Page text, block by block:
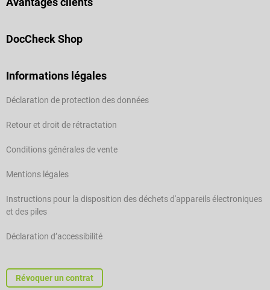
DocCheck Shop
Informations légales
Déclaration de protection des données
Retour et droit de rétractation
Conditions générales de vente
Mentions légales
Instructions pour la disposition des déchets d'appareils électroniques
et des piles
Déclaration d’accessibilité
Révoquer un contrat